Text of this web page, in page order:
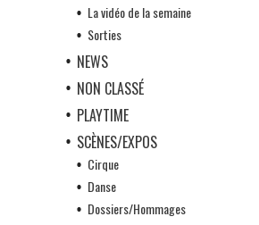
La vidéo de la semaine
Sorties
NEWS
NON CLASSÉ
PLAYTIME
SCÈNES/EXPOS
Cirque
Danse
Dossiers/Hommages